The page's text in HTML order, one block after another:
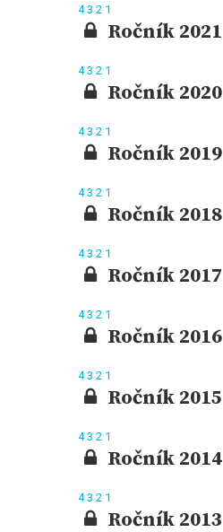
43 2 1
Ročník 2021
43 2 1
Ročník 2020
43 2 1
Ročník 2019
43 2 1
Ročník 2018
43 2 1
Ročník 2017
43 2 1
Ročník 2016
43 2 1
Ročník 2015
43 2 1
Ročník 2014
43 2 1
Ročník 2013